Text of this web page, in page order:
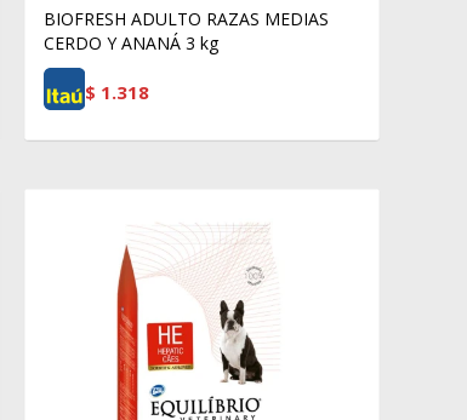
BIOFRESH ADULTO RAZAS MEDIAS
CERDO Y ANANÁ 3 kg
$ 1.318